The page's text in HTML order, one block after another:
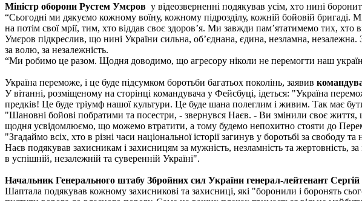
Міністр оборони Рустем Умєров у відеозверненні подякував усім, хто нині
“Сьогодні ми дякуємо кожному воїну, кожному підрозділу, кожній бойовій
на потім свої мрії, тим, хто віддав своє здоров’я. Ми завжди пам’ятатимемо тих, хто
Умєров підкреслив, що нині України сильна, об’єднана, єдина, незламна,
за волю, за незалежність.
“Ми робимо це разом. Щодня доводимо, що агресору ніколи не перемогти наш
Україна переможе, і це буде підсумком боротьби багатьох поколінь, заявив
У вітанні, розміщеному на сторінці командувача у Фейсбуці, ідеться: "Україна
предків! Це буде тріумф нашої культури. Це буде шана полеглим і живим. Так має
"Шановні бойові побратими та посестри, - звернувся Наєв. - Ви змінили своє
щодня усвідомлюємо, що можемо втратити, а тому будемо непохитно стояти до
"Згадаймо всіх, хто в різні часи національної історії загинув у боротьбі за свободу
Наєв подякував захисникам і захисницям за мужність, незламність та жертовність,
в успішній, незалежній та суверенній Україні".
Начальник Генерального штабу Збройних сил України генерал-лейтенант
Шаптала подякував кожному захисникові та захисниці, які "боронили і боронять